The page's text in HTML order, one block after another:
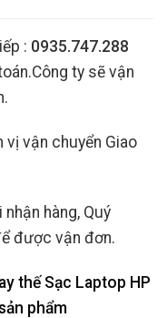
: 0935.747.288
ty sẽ vận
vị vận chuyển Giao
hàng, Quý
được vận đơn.
thế Sạc Laptop HP
phẩm